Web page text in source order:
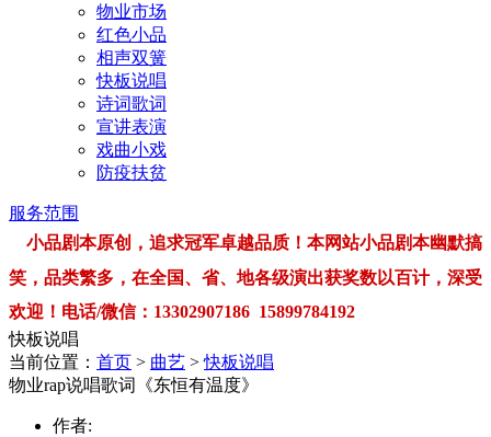
物业市场
红色小品
相声双簧
快板说唱
诗词歌词
宣讲表演
戏曲小戏
防疫扶贫
服务范围
小品剧本原创，追求冠军卓越品质！本网站小品剧本幽默搞
笑，品类繁多，在全国、省、地各级演出获奖数以百计，深受
欢迎！电话/微信：13302907186 15899784192
快板说唱
当前位置： 首页 > 曲艺 >快板说唱
物业rap说唱歌词《东恒有温度》
作者: